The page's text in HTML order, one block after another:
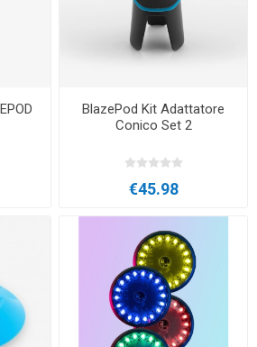
BlazePod Kit Adattatore
Conico Set 2
€45.98